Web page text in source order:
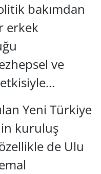
bakımdan
erkek
ve
Yeni Türkiye
kuruluş
de Ulu